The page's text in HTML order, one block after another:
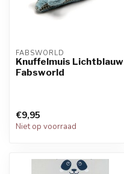
FABSWORLD
Knuffelmuis Lichtblauw
Fabsworld
€9,95
Niet op voorraad